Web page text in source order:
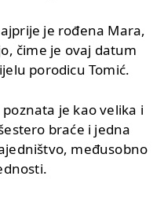
je rođena Mara,
čime je ovaj datum
porodicu Tomić.
je kao velika i
braće i jedna
međusobno